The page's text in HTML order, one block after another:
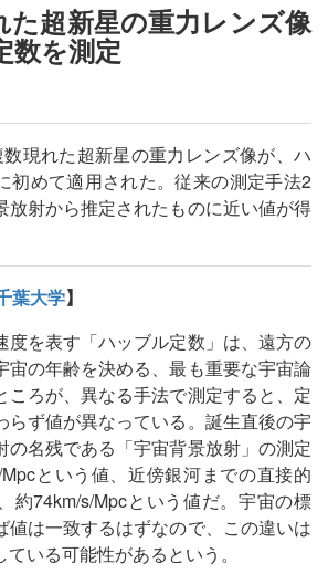
た超新星の重力レンズ像
数を測定
現れた超新星の重力レンズ像が、ハ
初めて適用された。従来の測定手法2
放射から推定されたものに近い値が得
葉大学】
度を表す「ハッブル定数」は、遠方の
宙の年齢を決める、最も重要な宇宙論
ころが、異なる手法で測定すると、定
らず値が異なっている。誕生直後の宇
の名残である「宇宙背景放射」の測定
という値、近傍銀河までの直接的
約74km/s/Mpcという値だ。宇宙の標
値は一致するはずなので、この違いは
いる可能性があるという。